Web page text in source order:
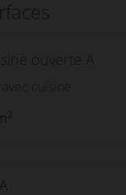
ouverte A
cuisine
2